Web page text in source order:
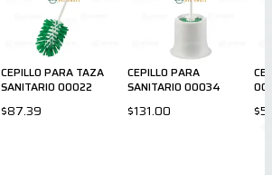
CEPILLO PARA TAZA
SANITARIO 00022
$87.39
CEPILLO PARA
SANITARIO 00034
$131.00